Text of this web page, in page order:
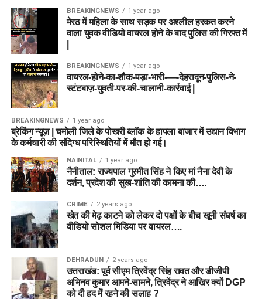
BREAKINGNEWS 1 year ago
मेरठ में महिला के साथ सड़क पर अश्लील हरकत करने
वाला युवक वीडियो वायरल होने के बाद पुलिस की गिरफ्त में
BREAKINGNEWS 1 year ago
वायरल-होने-का-शौक-पड़ा-भारी-—-देहरादून-पुलिस-ने-
स्टंटबाज़-युवती-पर-की-चालानी-कार्रवाई |
BREAKINGNEWS 1 year ago
ब्रेकिंग न्यूज़ | चमोली जिले के पोखरी ब्लॉक के हापला बाजार में उद्यान विभाग
के कर्मचारी की संदिग्ध परिस्थितियों में मौत हो गई।
NAINITAL 1 year ago
नैनीताल: राज्यपाल गुरमीत सिंह ने किए मां नैना देवी के
दर्शन, प्रदेश की सुख-शांति की कामना की….
CRIME 2 years ago
खेत की मेढ़ काटने को लेकर दो पक्षों के बीच खूनी संघर्ष का
वीडियो सोशल मिडिया पर वायरल….
DEHRADUN 2 years ago
उत्तराखंड: पूर्व सीएम त्रिवेंद्र सिंह रावत और डीजीपी
अभिनव कुमार आमने-सामने, त्रिवेंद्र ने आखिर क्यों DGP
को दी हद में रहने की सलाह ?